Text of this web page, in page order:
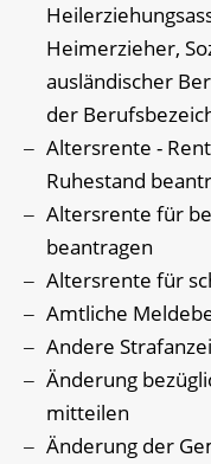
Heimerzieher,
ausländischer
der
Altersrente -
Ruhestand
Altersrente für
beantragen
Altersrente für
Amtliche
Andere
Änderung
mitteilen
Änderung der